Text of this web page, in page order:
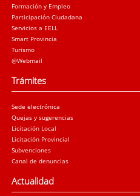
Formación y Empleo
Participación Ciudadana
Servicios a EELL
Smart Provincia
Turismo
@Webmail
Trámites
Sede electrónica
Quejas y sugerencias
Licitación Local
Licitación Provincial
Subvenciones
Canal de denuncias
Actualidad